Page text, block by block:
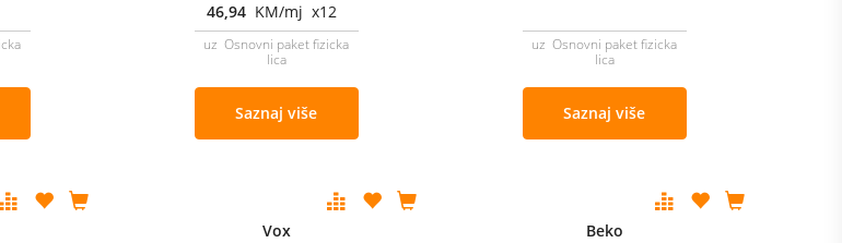
46,94 KM/mj x12
uz Osnovni paket fizicka
lica
Saznaj više
uz Osnovni paket fizicka
lica
Saznaj više
Vox Beko